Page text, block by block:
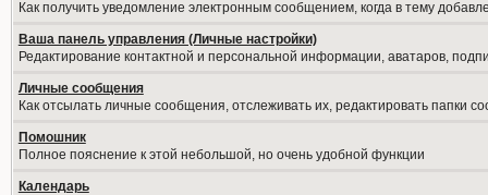
Как получить уведомление электронным сообщением, когда в тему
Ваша панель управления (Личные настройки)
Редактирование контактной и персональной информации, аватаров,
Личные сообщения
Как отсылать личные сообщения, отслеживать их, редактировать папки
Помошник
Полное пояснение к этой небольшой, но очень удобной функции
Календарь